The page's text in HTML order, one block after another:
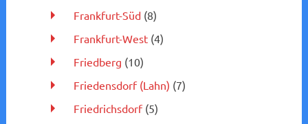
Frankfurt-Süd(8)
Frankfurt-West(4)
Friedberg (10)
Friedensdorf (Lahn) (7)
Friedrichsdorf(5)